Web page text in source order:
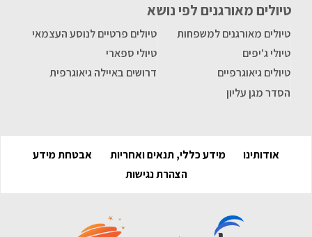
טיולים מאורגנים לפי נושא
טיולים מאורגנים למשפחות
טיולים פרטיים לנוסע העצמאי
טיולי ג'יפים
טיולי ספארי
טיולים גיאוגרפיים
דרושים באיילה גיאוגרפית
הסדר מגן עליון
אודותינו מידע כללי, תנאים ואחריות
אבטחת מידע
הצהרת נגישות